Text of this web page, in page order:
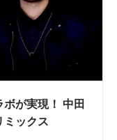
が実現！ 中田
ックス